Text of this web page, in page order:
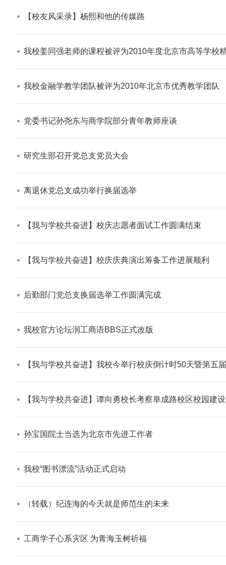
【校友风采录】杨熙和他的传媒路​
我校姜同强老师的课程被评为2010年度北京市高等学校
我校金融学教学团队被评为2010年北京市优秀教学团队​
党委书记孙尧东与商学院部分青年教师座谈​
研究生部召开党总支党员大会​
离退休党总支成功举行换届选举​
【我与学校共奋进】校庆志愿者面试工作圆满结束​
【我与学校共奋进】校庆庆典演出筹备工作进展顺利​
后勤部门党总支换届选举工作圆满完成​
我校官方论坛润工商语BBS正式改版​
【我与学校共奋进】我校今举行校庆倒计时50天暨第五
【我与学校共奋进】谭向勇校长考察阜成路校区校园建
孙宝国院士当选为北京市先进工作者​
我校“图书漂流”活动正式启动​
（转载）纪连海的今天就是师范生的未来​
工商学子心系灾区 为青海玉树祈福​